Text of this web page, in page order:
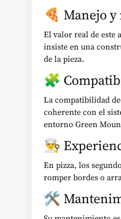
🍕 Manejo
El valor real de este
insiste en una
de la pieza.
🧩
La compatibilidad
coherente con el
entorno Green
👨‍🍳
En pizza, los
romper bordes o
🛠️